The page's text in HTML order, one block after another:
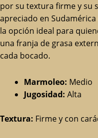
por su textura firme y su
apreciado en
la opción ideal para
una franja de grasa
cada bocado.
Marmoleo: Medio
Jugosidad: Alta
Textura: Firme y con